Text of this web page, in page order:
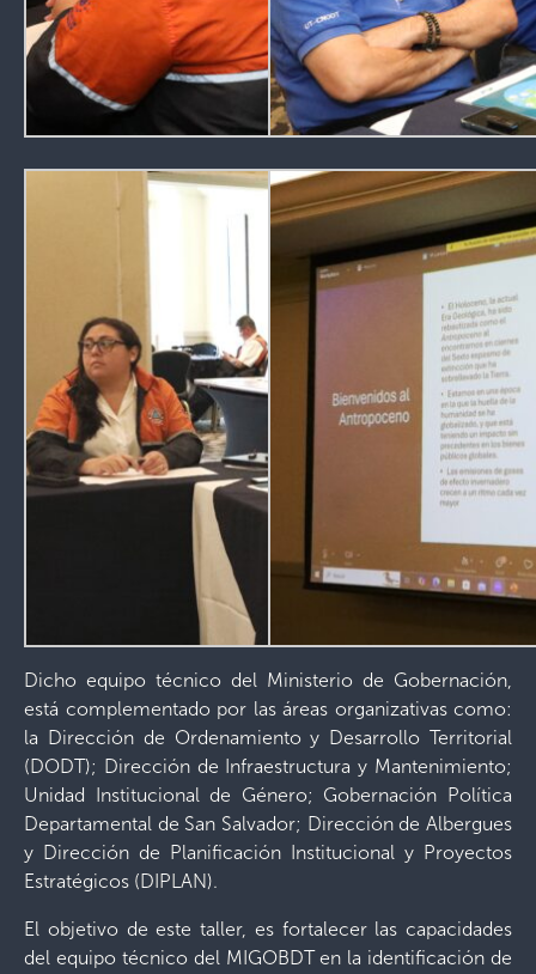
Dicho equipo técnico del Ministerio de Gobernación,
está complementado por las áreas organizativas como:
la Dirección de Ordenamiento y Desarrollo Territorial
(DODT); Dirección de Infraestructura y Mantenimiento;
Unidad Institucional de Género; Gobernación Política
Departamental de San Salvador; Dirección de Albergues
y Dirección de Planificación Institucional y Proyectos
Estratégicos (DIPLAN).
El objetivo de este taller, es fortalecer las capacidades
del equipo técnico del MIGOBDT en la identificación de